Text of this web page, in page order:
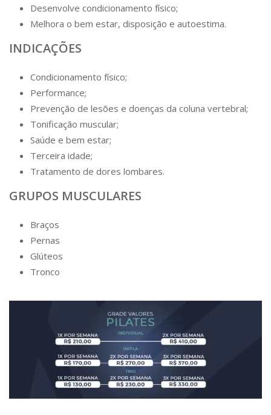
Desenvolve condicionamento físico;
Melhora o bem estar, disposição e autoestima.
INDICAÇÕES
Condicionamento físico;
Performance;
Prevenção de lesões e doenças da coluna vertebral;
Tonificação muscular;
Saúde e bem estar;
Terceira idade;
Tratamento de dores lombares.
GRUPOS MUSCULARES
Braços
Pernas
Glúteos
Tronco